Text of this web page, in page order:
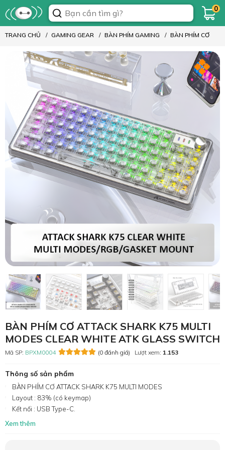
0
TRANG CHỦ GAMING GEAR BÀN PHÍM GAMING BÀN PHÍM CƠ
BÀN PHÍM CƠ ATTACK SHARK K75 MULTI
MODES CLEAR WHITE ATK GLASS SWITCH
Mã SP: BPXM0004 (0 đánh giá) Lượt xem: 1.153
Thông số sản phẩm
BÀN PHÍM CƠ ATTACK SHARK K75 MULTI MODES
Layout : 83% (có keymap)
Kết nối : USB Type-C.
Xem thêm